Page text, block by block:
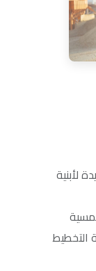
لأبنية
التخطيط